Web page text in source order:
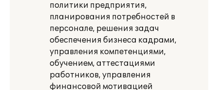
политики предприятия,
планирования потребностей в
персонале, решения задач
обеспечения бизнеса кадрами,
управления компетенциями,
обучением, аттестациями
работников, управления
финансовой мотивацией